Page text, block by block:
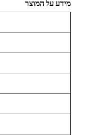
מידע על המוצר